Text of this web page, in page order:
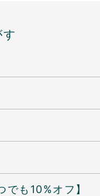
でも10%オフ】